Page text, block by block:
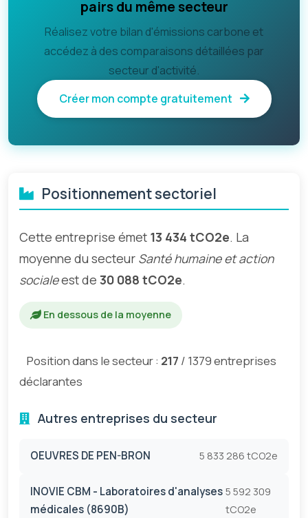
pairs du même secteur
Réalisez votre bilan d'émissions carbone et
accédez à des comparaisons détaillées par
secteur d'activité.
Créer mon compte gratuitement
Positionnement sectoriel
Cette entreprise émet 13 434 tCO2e. La
moyenne du secteur Santé humaine et action
socialeest de 30 088 tCO2e.
En dessous de la moyenne
Position dans le secteur : 217 / 1379 entreprises
déclarantes
Autres entreprises du secteur
OEUVRES DE PEN-BRON 5 833 286 tCO2e
INOVIE CBM - Laboratoires d'analyses
médicales (8690B)
5 592 309
tCO2e